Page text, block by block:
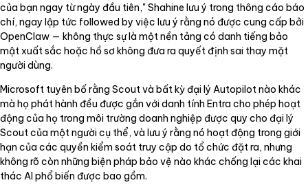
của bạn ngay từ ngày đầu tiên," Shahine lưu ý trong thông cáo báo
chí, ngay lập tức followed by việc lưu ý rằng nó được cung cấp bởi
OpenClaw — không thực sự là một nền tảng có danh tiếng bảo
mật xuất sắc hoặc hồ sơ không đưa ra quyết định sai thay mặt
người dùng.
Microsoft tuyên bố rằng Scout và bất kỳ đại lý Autopilot nào khác
mà họ phát hành đều được gắn với danh tính Entra cho phép hoạt
động của họ trong môi trường doanh nghiệp được quy cho đại lý
Scout của một người cụ thể, và lưu ý rằng nó hoạt động trong giới
hạn của các quyền kiểm soát truy cập do tổ chức đặt ra, nhưng
không rõ còn những biện pháp bảo vệ nào khác chống lại các khai
thác AI phổ biến được bao gồm.